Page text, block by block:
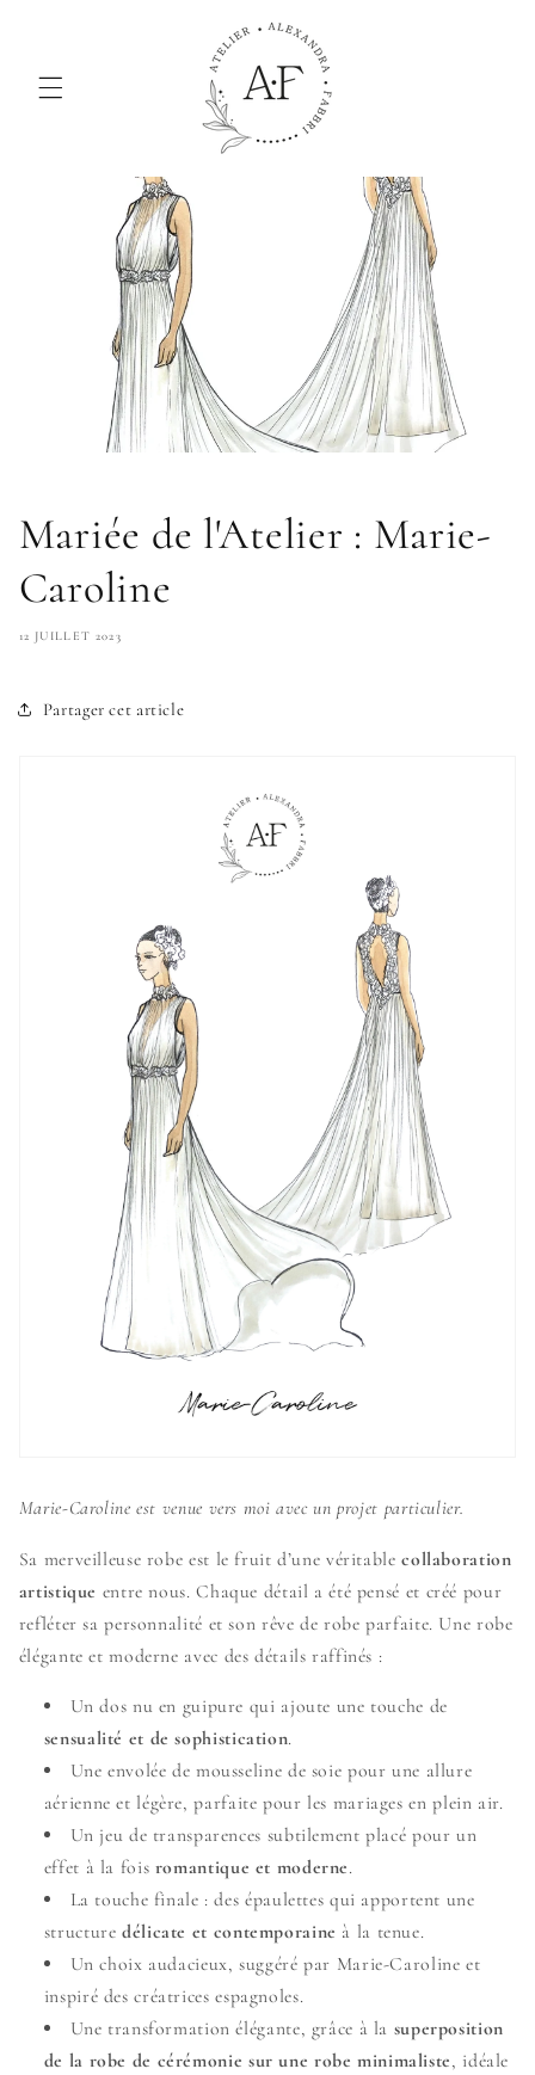
Mariée de l'Atelier : Marie-
Caroline
12 JUILLET 2023
Partager cet article
Marie-Caroline est venue vers moi avec un projet particulier.
Sa merveilleuse robe est le fruit d’une véritablecollaboration
artistique entre nous. Chaque détail a été pensé et créé pour
refléter sa personnalité et son rêve de robe parfaite. Une robe
élégante et moderne avec des détails raffinés :
Un dos nu en guipure qui ajoute une touche de
sensualité et de sophistication.
Une envolée de mousseline de soie pour une allure
aérienne et légère, parfaite pour les mariages en plein air.
Un jeu de transparences subtilement placé pour un
effet à la fois romantique et moderne.
La touche finale : des épaulettes qui apportent une
structuredélicate et contemporaine à la tenue.
Un choix audacieux, suggéré par Marie-Caroline et
inspiré des créatrices espagnoles.
Une transformation élégante, grâce à la superposition
de la robe de cérémonie sur une robe minimaliste, idéale